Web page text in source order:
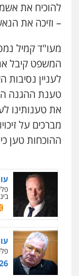
להוכיח את
– וזיכה את הנאשם
מעו"ד קמיל
המשפט קיבל
לעניין נסיבות
טענת ההגנה
את טענותינו
מברכים על
ההוכחות טען
דין